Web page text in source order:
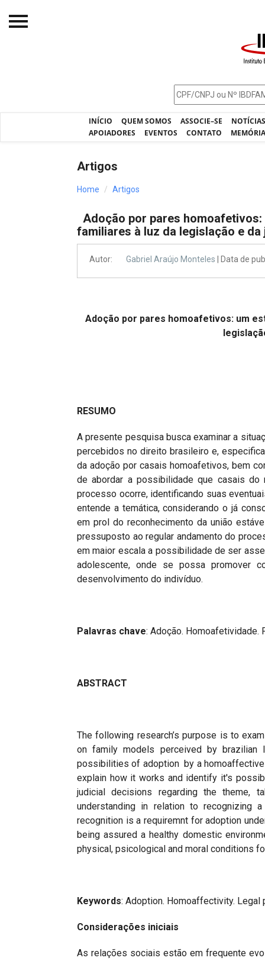
INÍCIO QUEM SOMOS ASSOCIE–SE
APOIADORES
EVENTOS CONTATO
Processos - IBDFAM
IBDFAM Educacional
Artigos
Home Artigos
Adoção por pares
familiares à luz da legislação e
Autor: Gabriel Araújo Monteles | Data de
Adoção por pares homoafetivos: um
RESUMO
A presente pesquisa busca examinar a
percebidos no direito brasileiro e,
da adoção por casais homoafetivos, bem
de abordar a possibilidade que casais
processo ocorre, identificando suas
entende a temática, considerando o já
em prol do reconhecimento da união
pressuposto ao regular andamento do
em maior escala a possibilidade de ser
adolescente, onde se possa promover
desenvolvimento do indivíduo.
Palavras chave: Adoção.
ABSTRACT
The following research’s purpose is to
on family models perceived by brazilian
possibilities of adoption by a
explain how it works and identify it's
judicial decisions regarding the theme,
understanding in relation to recognizing
recognition is a requiremnt for adoption
being assured a healthy domestic
physical, psicological and moral conditions
Keywords: Adoption. Homoaffectivity.
Considerações iniciais
As relações sociais estão em frequente